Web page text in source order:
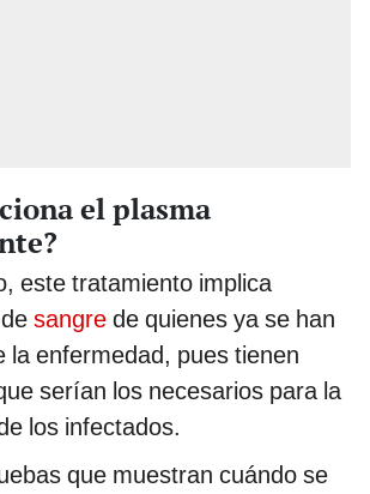
el plasma
este tratamiento implica
sangre de quienes ya se han
la enfermedad, pues tienen
serían los necesarios para la
los infectados.
que muestran cuándo se